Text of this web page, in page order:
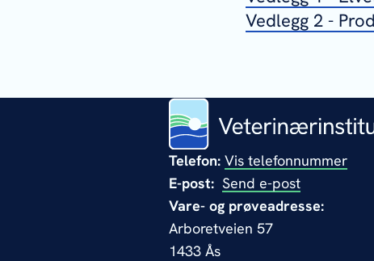
Vedlegg 2 -
Telefon: Vis telefonnummer
E-post: Send e-post
Vare- og prøveadresse:
Arboretveien 57
1433 Ås